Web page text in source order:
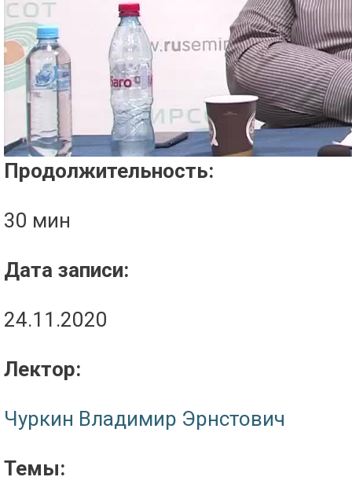
Продолжительность:
30 мин
Дата записи:
24.11.2020
Лектор:
Чуркин Владимир Эрнстович
Темы: